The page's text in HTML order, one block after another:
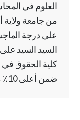
العلوم في
على درجة
السيد السيد
كلية الحقوق
ضمن أعلى 10٪ من دفعته.